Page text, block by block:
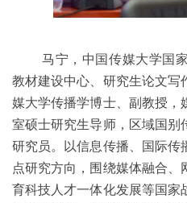
马宁，中国传媒大学国
教材建设中心、研究生论文写
媒大学传播学博士、副教授，
室硕士研究生导师，区域国别
研究员。以信息传播、国际传
点研究方向，围绕媒体融合
育科技人才一体化发展等国家